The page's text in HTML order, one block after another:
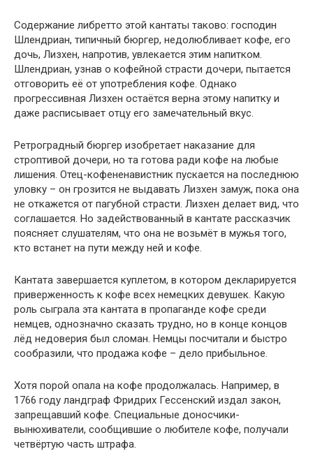
Содержание либретто этой кантаты таково: господин
Шлендриан, типичный бюргер, недолюбливает кофе, его
дочь, Лизхен, напротив, увлекается этим напитком.
Шлендриан, узнав о кофейной страсти дочери, пытается
отговорить её от употребления кофе. Однако
прогрессивная Лизхен остаётся верна этому напитку и
даже расписывает отцу его замечательный вкус.
Ретроградный бюргер изобретает наказание для
строптивой дочери, но та готова ради кофе на любые
лишения. Отец-кофененавистник пускается на последнюю
уловку – он грозится не выдавать Лизхен замуж, пока она
не откажется от пагубной страсти. Лизхен делает вид, что
соглашается. Но задействованный в кантате рассказчик
поясняет слушателям, что она не возьмёт в мужья того,
кто встанет на пути между ней и кофе.
Кантата завершается куплетом, в котором декларируется
приверженность к кофе всех немецких девушек. Какую
роль сыграла эта кантата в пропаганде кофе среди
немцев, однозначно сказать трудно, но в конце концов
лёд недоверия был сломан. Немцы посчитали и быстро
сообразили, что продажа кофе – дело прибыльное.
Хотя порой опала на кофе продолжалась. Например, в
1766 году ландграф Фридрих Гессенский издал закон,
запрещавший кофе. Специальные доносчики-
вынюхиватели, сообщившие о любителе кофе, получали
четвёртую часть штрафа.